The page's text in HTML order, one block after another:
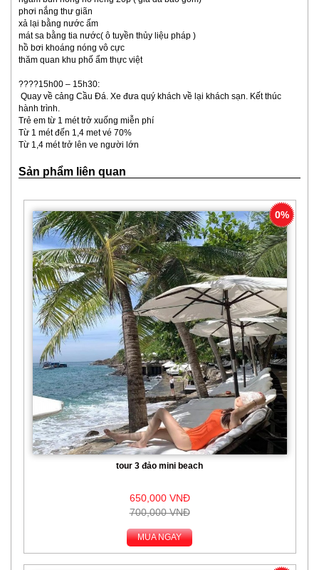
phơi nắng thư giãn
xả lại bằng nước ấm
mát sa bằng tia nước( ô tuyền thủy liệu pháp )
hồ bơi khoáng nóng vô cực
thăm quan khu phố ẩm thực việt
????15h00 – 15h30:
Quay về cảng Cầu Đá. Xe đưa quý khách về lại khách sạn. Kết thúc
hành trình.
Trẻ em từ 1 mét trở xuống miễn phí
Từ 1 mét đến 1,4 met vé 70%
Từ 1,4 mét trở lên ve người lớn
Sản phẩm liên quan
0%
tour 3 đảo mini beach
650,000 VNĐ
700,000 VNĐ
MUA NGAY